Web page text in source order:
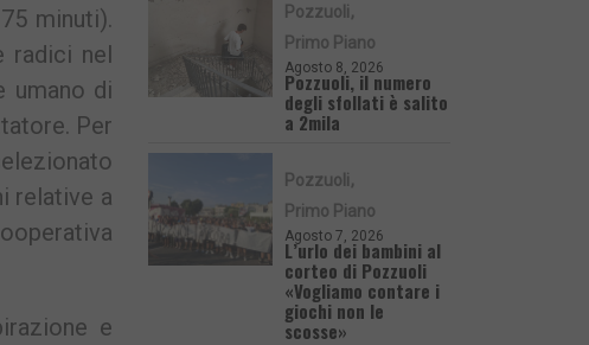
minuti).
radici nel
umano di
Per
relative a
e
Pozzuoli
Primo Piano
Agosto 8, 2026
Pozzuoli, il numero
degli sfollati è salito
a 2mila
Pozzuoli
Primo Piano
Agosto 7, 2026
L’urlo dei bambini al
corteo di Pozzuoli
«Vogliamo contare i
giochi non le
scosse»